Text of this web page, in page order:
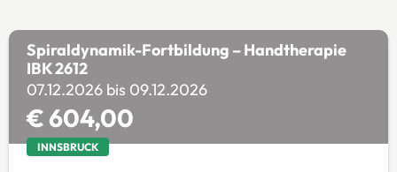
Spiraldynamik-Fortbildung – Handtherapie
IBK 2612
07.12.2026 bis 09.12.2026
€ 604,00
INNSBRUCK